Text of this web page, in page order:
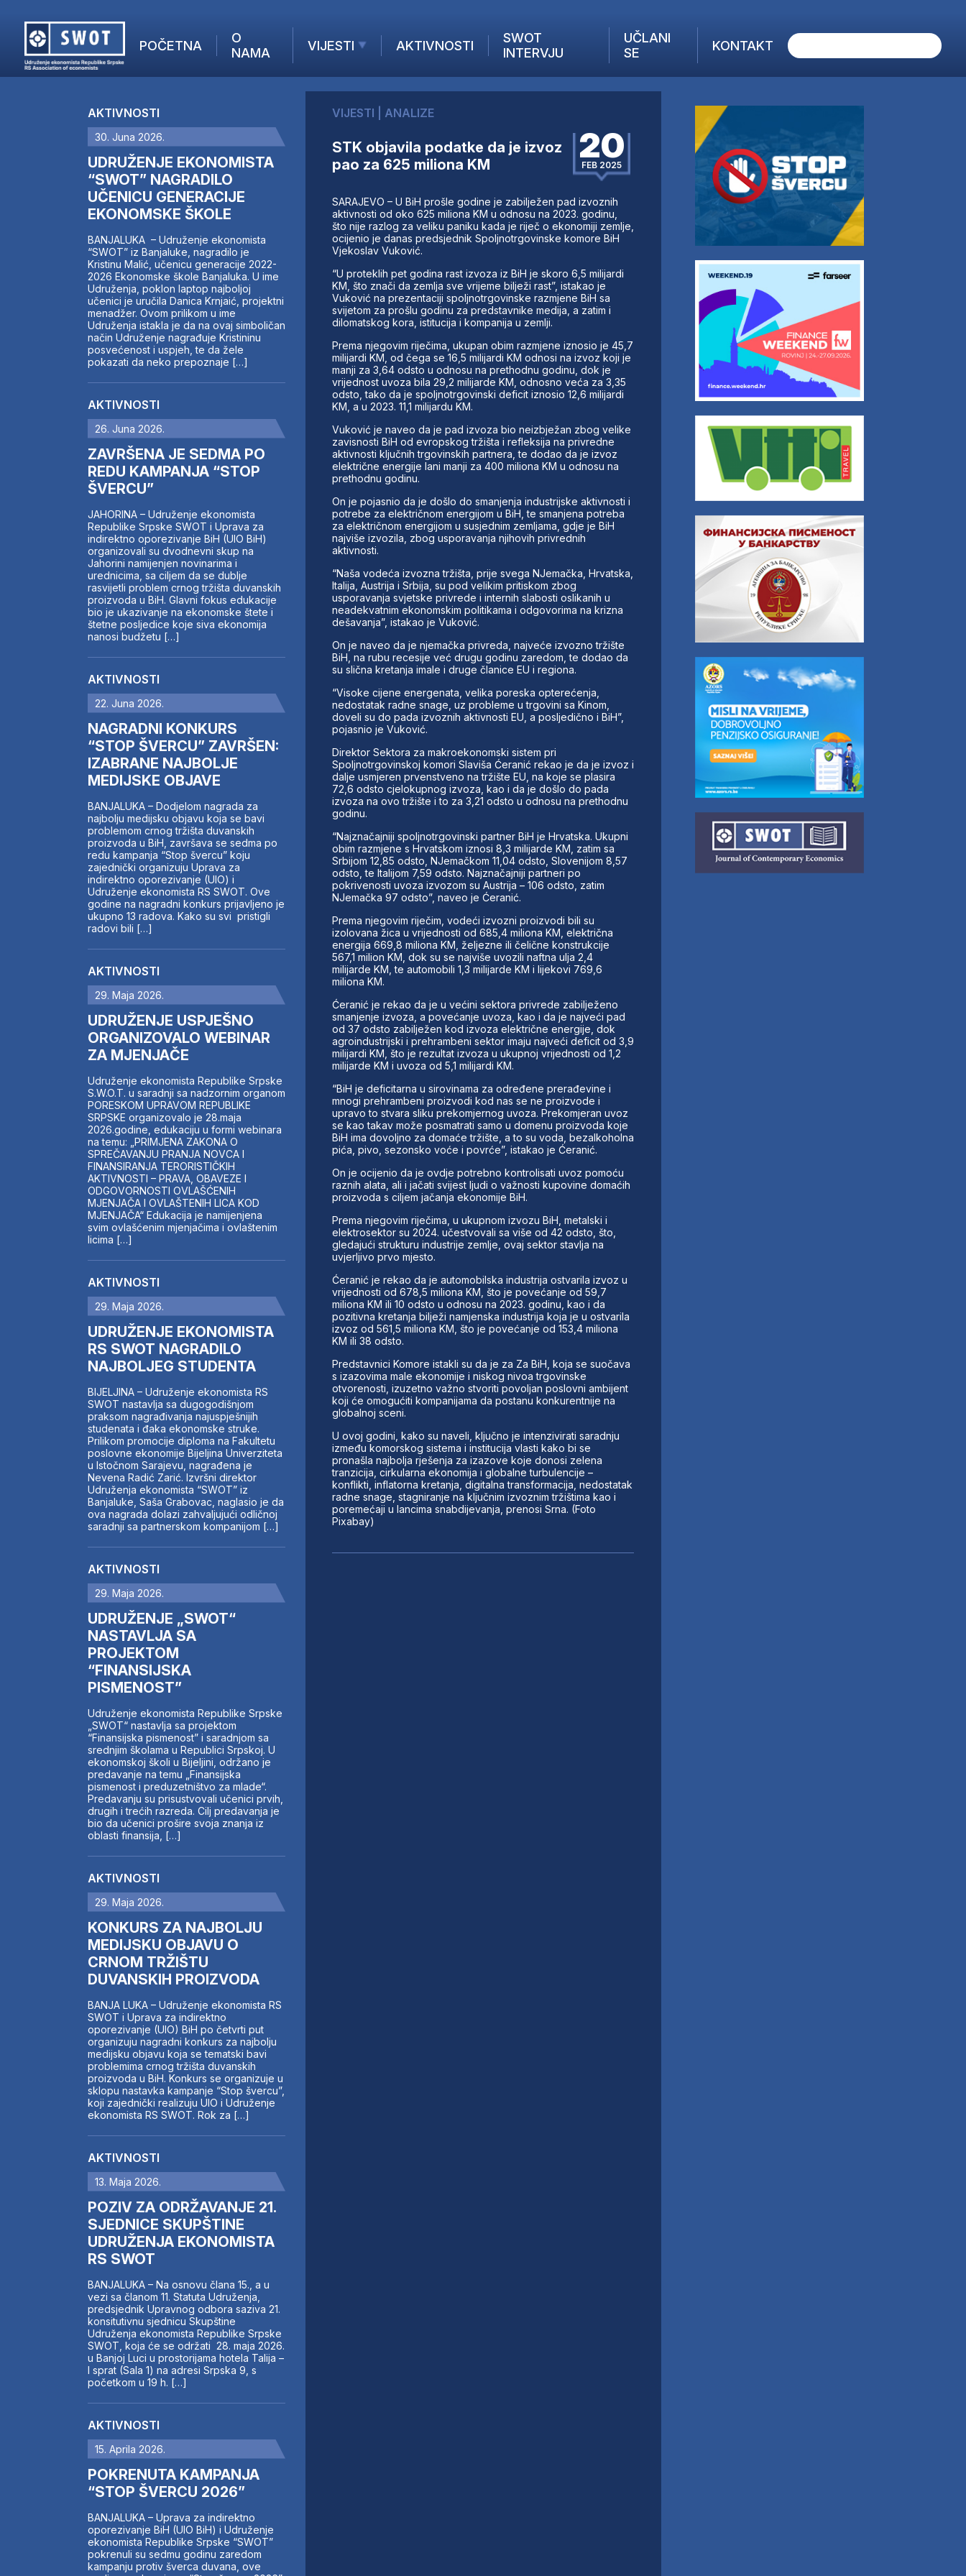
POČETNA
O
NAMA
VIJESTI
AKTUELNO
KOMPANIJE
FINANSIJE
IZ STRANIH MEDIJA
AKTIVNOSTI
SWOT
INTERVJU
UČLANI
SE
KONTAKT
AKTUELNO
ANALIZE
KOMPANIJE
FINANSIJE
IZ STRANIH MEDIJA
AKTIVNOSTI
SWOT INTERVJU
UČLANI SE
KONTAKT
AKTIVNOSTI
30. Juna 2026.
UDRUŽENJE EKONOMISTA
“SWOT” NAGRADILO
UČENICU GENERACIJE
EKONOMSKE ŠKOLE
BANJALUKA – Udruženje ekonomista
“SWOT” iz Banjaluke, nagradilo je
Kristinu Malić, učenicu generacije 2022-
2026 Ekonomske škole Banjaluka. U ime
Udruženja, poklon laptop najboljoj
učenici je uručila Danica Krnjaić, projektni
menadžer. Ovom prilikom u ime
Udruženja istakla je da na ovaj simboličan
način Udruženje nagrađuje Kristininu
posvećenost i uspjeh, te da žele
pokazati da neko prepoznaje […]
AKTIVNOSTI
26. Juna 2026.
ZAVRŠENA JE SEDMA PO
REDU KAMPANJA “STOP
ŠVERCU”
JAHORINA – Udruženje ekonomista
Republike Srpske SWOT i Uprava za
indirektno oporezivanje BiH (UIO BiH)
organizovali su dvodnevni skup na
Jahorini namijenjen novinarima i
urednicima, sa ciljem da se dublje
rasvijetli problem crnog tržišta duvanskih
proizvoda u BiH. Glavni fokus edukacije
bio je ukazivanje na ekonomske štete i
štetne posljedice koje siva ekonomija
nanosi budžetu […]
AKTIVNOSTI
22. Juna 2026.
NAGRADNI KONKURS
“STOP ŠVERCU” ZAVRŠEN:
IZABRANE NAJBOLJE
MEDIJSKE OBJAVE
BANJALUKA – Dodjelom nagrada za
najbolju medijsku objavu koja se bavi
problemom crnog tržišta duvanskih
proizvoda u BiH, završava se sedma po
redu kampanja “Stop švercu” koju
zajednički organizuju Uprava za
indirektno oporezivanje (UIO) i
Udruženje ekonomista RS SWOT. Ove
godine na nagradni konkurs prijavljeno je
ukupno 13 radova. Kako su svi pristigli
radovi bili […]
AKTIVNOSTI
29. Maja 2026.
UDRUŽENJE USPJEŠNO
ORGANIZOVALO WEBINAR
ZA MJENJAČE
Udruženje ekonomista Republike Srpske
S.W.O.T. u saradnji sa nadzornim organom
PORESKOM UPRAVOM REPUBLIKE
SRPSKE organizovalo je 28.maja
2026.godine, edukaciju u formi webinara
na temu: „PRIMJENA ZAKONA O
SPREČAVANJU PRANJA NOVCA I
FINANSIRANJA TERORISTIČKIH
AKTIVNOSTI – PRAVA, OBAVEZE I
ODGOVORNOSTI OVLAŠĆENIH
MJENJAČA I OVLAŠTENIH LICA KOD
MJENJAČA“ Edukacija je namijenjena
svim ovlašćenim mjenjačima i ovlaštenim
licima […]
AKTIVNOSTI
29. Maja 2026.
UDRUŽENJE EKONOMISTA
RS SWOT NAGRADILO
NAJBOLJEG STUDENTA
BIJELJINA – Udruženje ekonomista RS
SWOT nastavlja sa dugogodišnjom
praksom nagrađivanja najuspješnijih
studenata i đaka ekonomske struke.
Prilikom promocije diploma na Fakultetu
poslovne ekonomije Bijeljina Univerziteta
u Istočnom Sarajevu, nagrađena je
Nevena Radić Zarić. Izvršni direktor
Udruženja ekonomista “SWOT” iz
Banjaluke, Saša Grabovac, naglasio je da
ova nagrada dolazi zahvaljujući odličnoj
saradnji sa partnerskom kompanijom […]
AKTIVNOSTI
29. Maja 2026.
UDRUŽENJE „SWOT“
NASTAVLJA SA
PROJEKTOM
“FINANSIJSKA
PISMENOST”
Udruženje ekonomista Republike Srpske
„SWOT“ nastavlja sa projektom
“Finansijska pismenost” i saradnjom sa
srednjim školama u Republici Srpskoj. U
ekonomskoj školi u Bijeljini, održano je
predavanje na temu „Finansijska
pismenost i preduzetništvo za mlade“.
Predavanju su prisustvovali učenici prvih,
drugih i trećih razreda. Cilj predavanja je
bio da učenici prošire svoja znanja iz
oblasti finansija, […]
AKTIVNOSTI
29. Maja 2026.
KONKURS ZA NAJBOLJU
MEDIJSKU OBJAVU O
CRNOM TRŽIŠTU
DUVANSKIH PROIZVODA
BANJA LUKA – Udruženje ekonomista RS
SWOT i Uprava za indirektno
oporezivanje (UIO) BiH po četvrti put
organizuju nagradni konkurs za najbolju
medijsku objavu koja se tematski bavi
problemima crnog tržišta duvanskih
proizvoda u BiH. Konkurs se organizuje u
sklopu nastavka kampanje “Stop švercu”,
koji zajednički realizuju UIO i Udruženje
ekonomista RS SWOT. Rok za […]
AKTIVNOSTI
13. Maja 2026.
POZIV ZA ODRŽAVANJE 21.
SJEDNICE SKUPŠTINE
UDRUŽENJA EKONOMISTA
RS SWOT
BANJALUKA – Na osnovu člana 15., a u
vezi sa članom 11. Statuta Udruženja,
predsjednik Upravnog odbora saziva 21.
konsitutivnu sjednicu Skupštine
Udruženja ekonomista Republike Srpske
SWOT, koja će se održati 28. maja 2026.
u Banjoj Luci u prostorijama hotela Talija –
I sprat (Sala 1) na adresi Srpska 9, s
početkom u 19 h. […]
AKTIVNOSTI
15. Aprila 2026.
POKRENUTA KAMPANJA
“STOP ŠVERCU 2026”
BANJALUKA – Uprava za indirektno
oporezivanje BiH (UIO BiH) i Udruženje
ekonomista Republike Srpske “SWOT”
pokrenuli su sedmu godinu zaredom
kampanju protiv šverca duvana, ove
VIJESTI ANALIZE
STK objavila podatke da je izvoz
pao za 625 miliona KM
20
FEB 2025
SARAJEVO – U BiH prošle godine je zabilježen pad izvoznih
aktivnosti od oko 625 miliona KM u odnosu na 2023. godinu,
što nije razlog za veliku paniku kada je riječ o ekonomiji zemlje,
ocijenio je danas predsjednik Spoljnotrgovinske komore BiH
Vjekoslav Vuković.
“U proteklih pet godina rast izvoza iz BiH je skoro 6,5 milijardi
KM, što znači da zemlja sve vrijeme bilježi rast”, istakao je
Vuković na prezentaciji spoljnotrgovinske razmjene BiH sa
svijetom za prošlu godinu za predstavnike medija, a zatim i
dilomatskog kora, istitucija i kompanija u zemlji.
Prema njegovim riječima, ukupan obim razmjene iznosio je 45,7
milijardi KM, od čega se 16,5 milijardi KM odnosi na izvoz koji je
manji za 3,64 odsto u odnosu na prethodnu godinu, dok je
vrijednost uvoza bila 29,2 milijarde KM, odnosno veća za 3,35
odsto, tako da je spoljnotrgovinski deficit iznosio 12,6 milijardi
KM, a u 2023. 11,1 milijardu KM.
Vuković je naveo da je pad izvoza bio neizbježan zbog velike
zavisnosti BiH od evropskog tržišta i refleksija na privredne
aktivnosti ključnih trgovinskih partnera, te dodao da je izvoz
električne energije lani manji za 400 miliona KM u odnosu na
prethodnu godinu.
On je pojasnio da je došlo do smanjenja industrijske aktivnosti i
potrebe za električnom energijom u BiH, te smanjena potreba
za električnom energijom u susjednim zemljama, gdje je BiH
najviše izvozila, zbog usporavanja njihovih privrednih
aktivnosti.
“Naša vodeća izvozna tržišta, prije svega NJemačka, Hrvatska,
Italija, Austrija i Srbija, su pod velikim pritiskom zbog
usporavanja svjetske privrede i internih slabosti oslikanih u
neadekvatnim ekonomskim politikama i odgovorima na krizna
dešavanja”, istakao je Vuković.
On je naveo da je njemačka privreda, najveće izvozno tržište
BiH, na rubu recesije već drugu godinu zaredom, te dodao da
su slična kretanja imale i druge članice EU i regiona.
“Visoke cijene energenata, velika poreska opterećenja,
nedostatak radne snage, uz probleme u trgovini sa Kinom,
doveli su do pada izvoznih aktivnosti EU, a posljedično i BiH”,
pojasnio je Vuković.
Direktor Sektora za makroekonomski sistem pri
Spoljnotrgovinskoj komori Slaviša Ćeranić rekao je da je izvoz i
dalje usmjeren prvenstveno na tržište EU, na koje se plasira
72,6 odsto cjelokupnog izvoza, kao i da je došlo do pada
izvoza na ovo tržište i to za 3,21 odsto u odnosu na prethodnu
godinu.
“Najznačajniji spoljnotrgovinski partner BiH je Hrvatska. Ukupni
obim razmjene s Hrvatskom iznosi 8,3 milijarde KM, zatim sa
Srbijom 12,85 odsto, NJemačkom 11,04 odsto, Slovenijom 8,57
odsto, te Italijom 7,59 odsto. Najznačajniji partneri po
pokrivenosti uvoza izvozom su Austrija – 106 odsto, zatim
NJemačka 97 odsto”, naveo je Ćeranić.
Prema njegovim riječim, vodeći izvozni proizvodi bili su
izolovana žica u vrijednosti od 685,4 miliona KM, električna
energija 669,8 miliona KM, željezne ili čelične konstrukcije
567,1 milion KM, dok su se najviše uvozili naftna ulja 2,4
milijarde KM, te automobili 1,3 milijarde KM i lijekovi 769,6
miliona KM.
Ćeranić je rekao da je u većini sektora privrede zabilježeno
smanjenje izvoza, a povećanje uvoza, kao i da je najveći pad
od 37 odsto zabilježen kod izvoza električne energije, dok
agroindustrijski i prehrambeni sektor imaju najveći deficit od 3,9
milijardi KM, što je rezultat izvoza u ukupnoj vrijednosti od 1,2
milijarde KM i uvoza od 5,1 milijardi KM.
“BiH je deficitarna u sirovinama za određene prerađevine i
mnogi prehrambeni proizvodi kod nas se ne proizvode i
upravo to stvara sliku prekomjernog uvoza. Prekomjeran uvoz
se kao takav može posmatrati samo u domenu proizvoda koje
BiH ima dovoljno za domaće tržište, a to su voda, bezalkoholna
pića, pivo, sezonsko voće i povrće”, istakao je Ćeranić.
On je ocijenio da je ovdje potrebno kontrolisati uvoz pomoću
raznih alata, ali i jačati svijest ljudi o važnosti kupovine domaćih
proizvoda s ciljem jačanja ekonomije BiH.
Prema njegovim riječima, u ukupnom izvozu BiH, metalski i
elektrosektor su 2024. učestvovali sa više od 42 odsto, što,
gledajući strukturu industrije zemlje, ovaj sektor stavlja na
uvjerljivo prvo mjesto.
Ćeranić je rekao da je automobilska industrija ostvarila izvoz u
vrijednosti od 678,5 miliona KM, što je povećanje od 59,7
miliona KM ili 10 odsto u odnosu na 2023. godinu, kao i da
pozitivna kretanja bilježi namjenska industrija koja je u ostvarila
izvoz od 561,5 miliona KM, što je povećanje od 153,4 miliona
KM ili 38 odsto.
Predstavnici Komore istakli su da je za Za BiH, koja se suočava
s izazovima male ekonomije i niskog nivoa trgovinske
otvorenosti, izuzetno važno stvoriti povoljan poslovni ambijent
koji će omogućiti kompanijama da postanu konkurentnije na
globalnoj sceni.
U ovoj godini, kako su naveli, ključno je intenzivirati saradnju
između komorskog sistema i institucija vlasti kako bi se
pronašla najbolja rješenja za izazove koje donosi zelena
tranzicija, cirkularna ekonomija i globalne turbulencije –
konflikti, inflatorna kretanja, digitalna transformacija, nedostatak
radne snage, stagniranje na ključnim izvoznim tržištima kao i
poremećaji u lancima snabdijevanja, prenosi Srna. (Foto
Pixabay)